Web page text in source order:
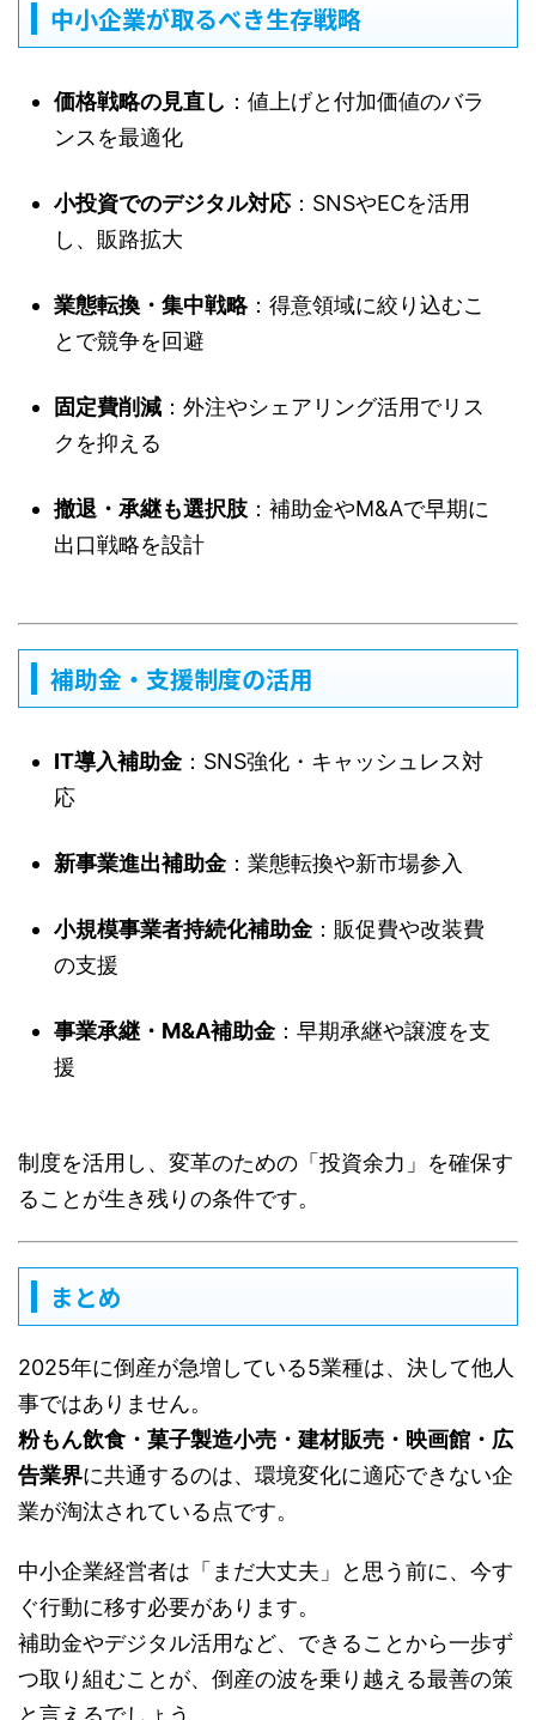
中小企業が取るべき生存戦略
価格戦略の見直し ：値上げと付加価値のバラ
ンスを最適化
小投資でのデジタル対応：SNSやECを活用
し、販路拡大
業態転換・集中戦略：得意領域に絞り込むこ
とで競争を回避
固定費削減 ：外注やシェアリング活用でリス
クを抑える
撤退・承継も選択肢 ：補助金やM&Aで早期に
出口戦略を設計
補助金・支援制度の活用
IT導入補助金：SNS強化・キャッシュレス対
応
新事業進出補助金：業態転換や新市場参入
小規模事業者持続化補助金：販促費や改装費
の支援
事業承継・M&A補助金：早期承継や譲渡を支
援
制度を活用し、変革のための「投資余力」を確保す
ることが生き残りの条件です。
まとめ
2025年に倒産が急増している5業種は、決して他人
事ではありません。
粉もん飲食・菓子製造小売・建材販売・映画館・広
告業界に共通するのは、環境変化に適応できない企
業が淘汰されている点です。
中小企業経営者は「まだ大丈夫」と思う前に、今す
ぐ行動に移す必要があります。
補助金やデジタル活用など、できることから一歩ず
つ取り組むことが、倒産の波を乗り越える最善の策
と言えるでしょう。